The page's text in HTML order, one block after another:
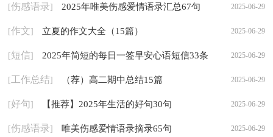
[伤感语录] 2025年唯美伤感爱情语录汇总67句 2025-06-29
[作文] 立夏的作文大全（15篇） 2025-06-29
[短信] 2025年简短的每日一签早安心语短信33条 2025-06-29
[工作总结] （荐）高二期中总结15篇 2025-06-29
[好句] 【推荐】2025年生活的好句30句 2025-06-29
[伤感语录] 唯美伤感爱情语录摘录65句 2025-06-29